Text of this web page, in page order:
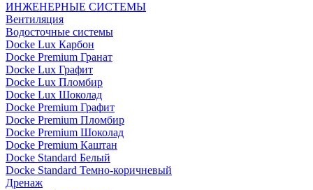
ИНЖЕНЕРНЫЕ СИСТЕМЫ
Вентиляция
Водосточные системы
Docke Lux Карбон
Docke Premium Гранат
Docke Lux Графит
Docke Lux Пломбир
Docke Lux Шоколад
Docke Premium Графит
Docke Premium Пломбир
Docke Premium Шоколад
Docke Premium Каштан
Docke Standard Белый
Docke Standard Темно-коричневый
Дренаж